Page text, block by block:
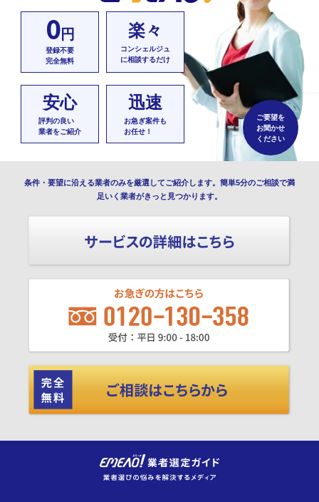
0円
登録不要
完全無料
楽々
コンシェルジュ
に相談するだけ
安心
評判の良い
業者をご紹介
迅速
お急ぎ案件も
お任せ！
ご要望を
お聞かせ
ください
条件・要望に沿える業者のみを厳選してご紹介します。簡単5分のご相談で満
足いく業者がきっと見つかります。